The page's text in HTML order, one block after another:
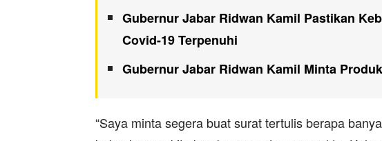
Gubernur Jabar Ridwan Kamil Pastikan
Covid-19 Terpenuhi
Gubernur Jabar Ridwan Kamil Minta
“Saya minta segera buat surat tertulis berapa